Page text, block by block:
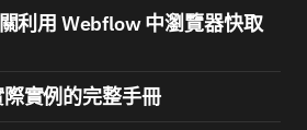
利用 Webflow 中瀏覽器快取
實例的完整手冊